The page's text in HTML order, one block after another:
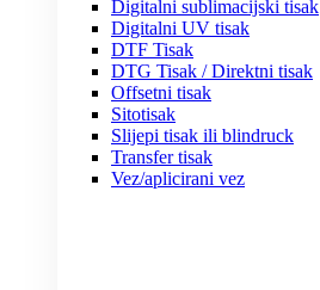
Digitalni sublimacijski tisak
Digitalni UV tisak
DTF Tisak
DTG Tisak / Direktni tisak
Offsetni tisak
Sitotisak
Slijepi tisak ili blindruck
Transfer tisak
Vez/aplicirani vez